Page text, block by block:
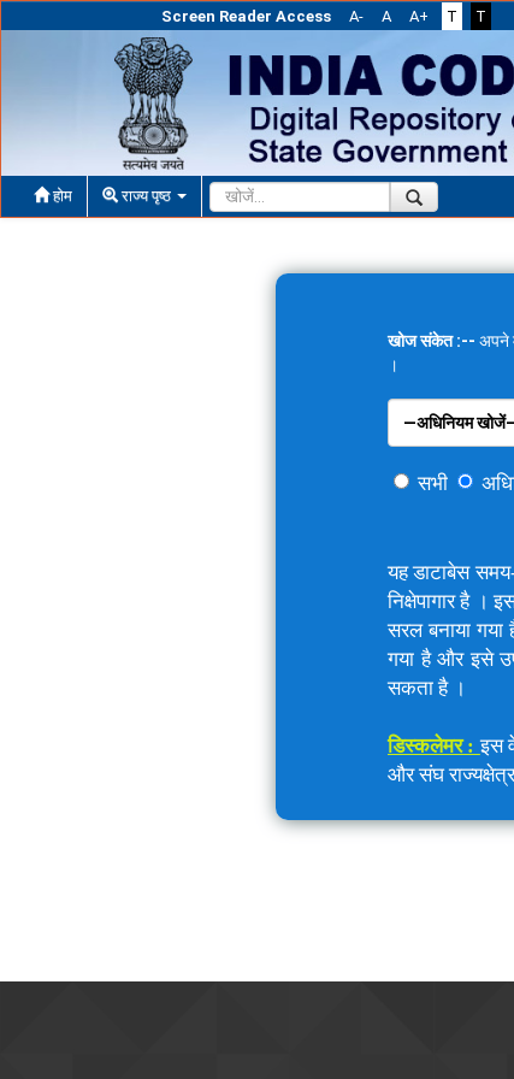
Screen Reader Access A- A A+ T T
होम राज्य पृष्ठ
खोज संकेत :-- अपने
।
सभी
यह डाटाबेस
निक्षेपागार है
सरल बनाया
गया है और इसे
सकता है ।
डिस्कलेमर :इस
और संघ